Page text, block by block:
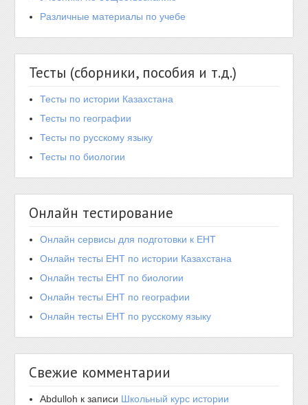
Различные материалы по учебе
Тесты (сборники, пособия и т.д.)
Тесты по истории Казахстана
Тесты по географии
Тесты по русскому языку
Тесты по биологии
Онлайн тестирование
Онлайн сервисы для подготовки к ЕНТ
Онлайн тесты ЕНТ по истории Казахстана
Онлайн тесты ЕНТ по биологии
Онлайн тесты ЕНТ по географии
Онлайн тесты ЕНТ по русскому языку
Свежие комментарии
Abdulloh к записи Школьный курс истории